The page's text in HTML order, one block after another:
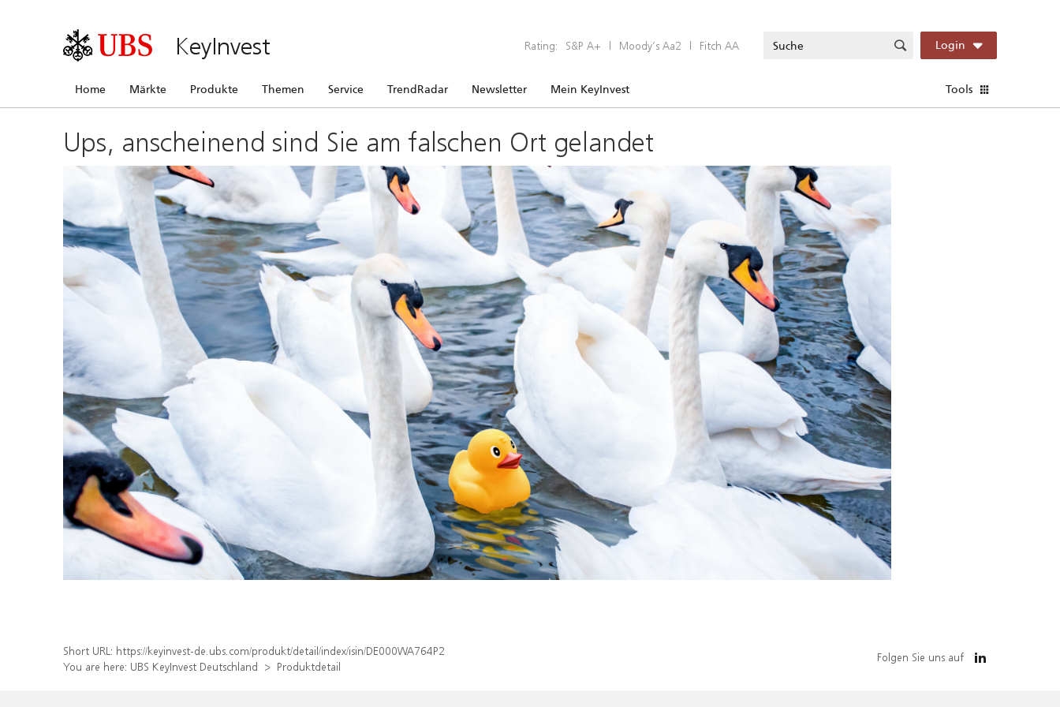
KeyInvest Rating: S&P A+ | Moody’s Aa2 | Fitch AA Login
Home Märkte Produkte Themen Service TrendRadar Newsletter Mein KeyInvest Tools
Ups, anscheinend sind Sie am falschen Ort gelandet
Short URL: https://keyinvest-de.ubs.com/produkt/detail/index/isin/DE000WA764P2
You are here: UBS KeyInvest Deutschland Produktdetail
Folgen Sie uns auf